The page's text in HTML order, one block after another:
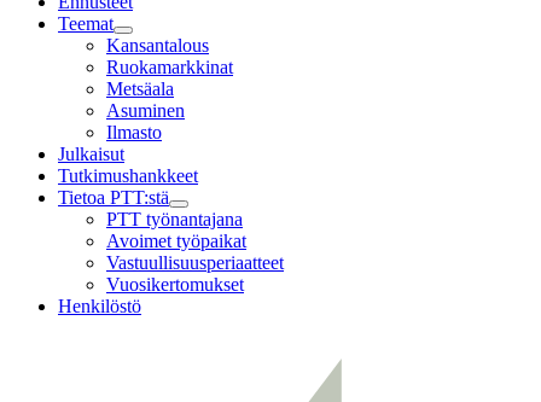
Teemat
Child
menu
Kansantalous
Ruokamarkkinat
Metsäala
Asuminen
Ilmasto
Julkaisut
Tutkimushankkeet
Tietoa PTT:stä
Child
menu
PTT työnantajana
Avoimet työpaikat
Vastuullisuusperiaatteet
Vuosikertomukset
Henkilöstö